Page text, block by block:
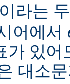
이라는
어에서
가 있
대소